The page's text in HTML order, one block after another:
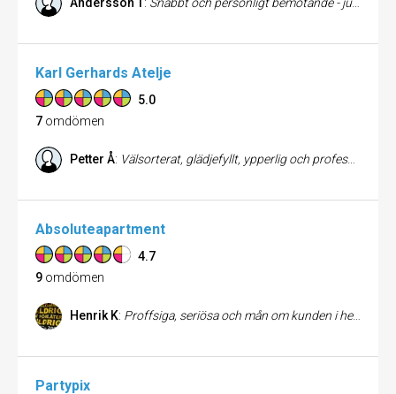
Karl Gerhards Atelje
5.0
7 omdömen
Petter Å: Välsorterat, glädjefyllt, ypperlig och professionell service!
Absoluteapartment
4.7
9 omdömen
Henrik K: Proffsiga, seriösa och mån om kunden i hela ledet.
Partypix